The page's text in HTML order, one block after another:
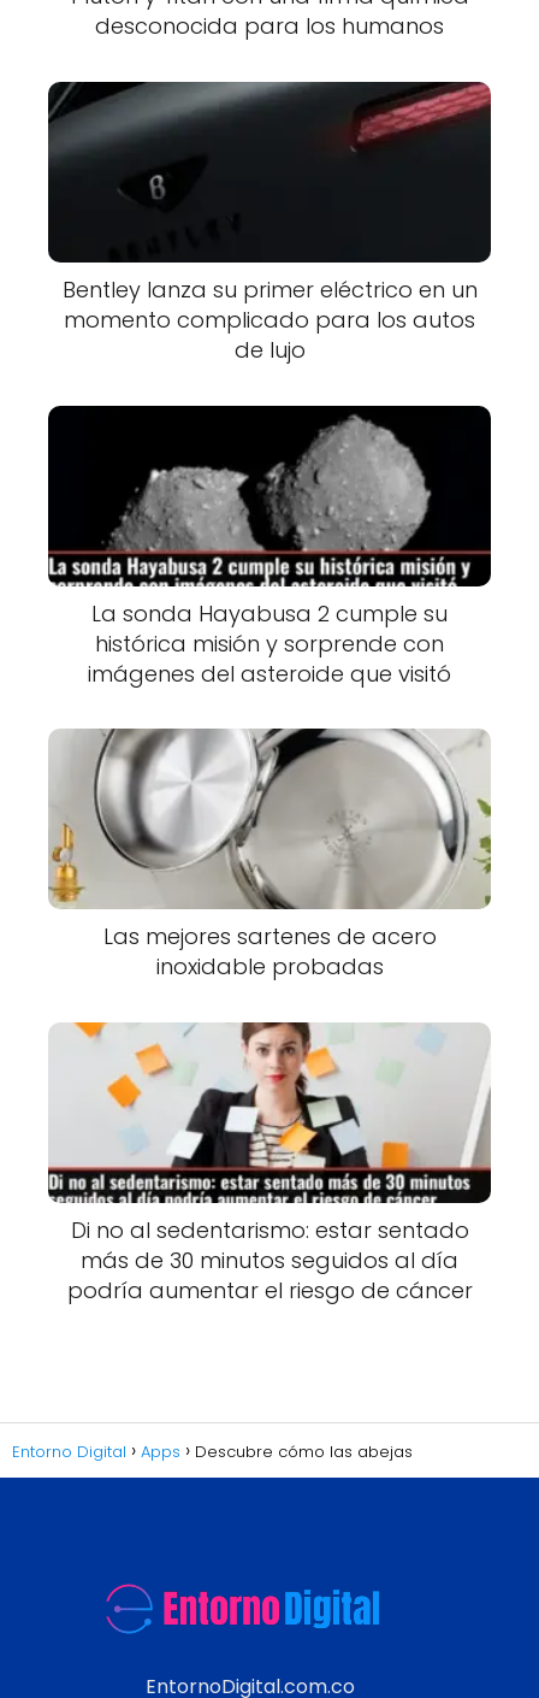
desconocida para los humanos
Bentley lanza su primer eléctrico en un
momento complicado para los autos
de lujo
La sonda Hayabusa 2 cumple su
histórica misión y sorprende con
imágenes del asteroide que visitó
Las mejores sartenes de acero
inoxidable probadas
Di no al sedentarismo: estar sentado
más de 30 minutos seguidos al día
podría aumentar el riesgo de cáncer
Entorno Digital Apps Descubre cómo las abejas
EntornoDigital.com.co